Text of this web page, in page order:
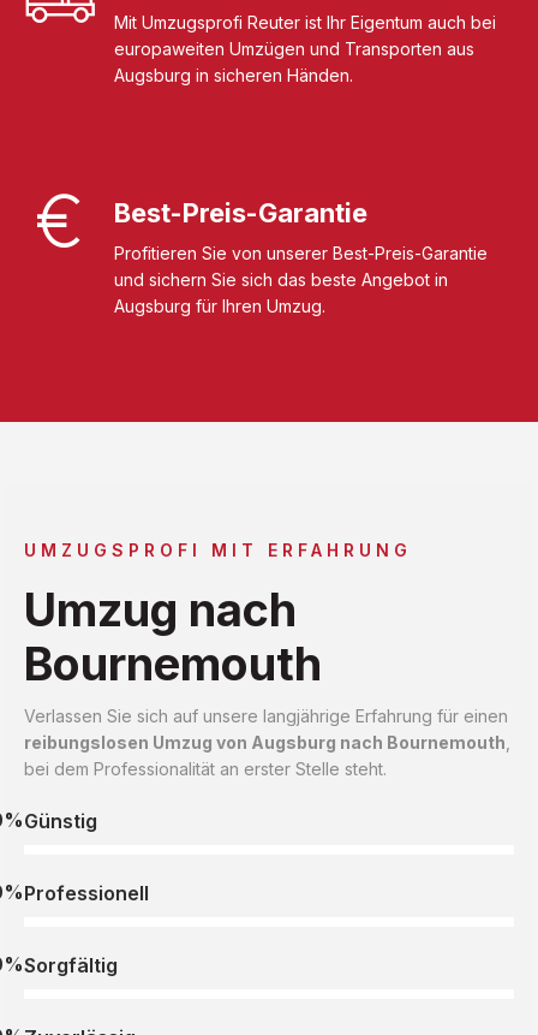
Mit Umzugsprofi Reuter ist Ihr Eigentum auch bei
europaweiten Umzügen und Transporten aus
Augsburg in sicheren Händen.
Best-Preis-Garantie
Profitieren Sie von unserer Best-Preis-Garantie
und sichern Sie sich das beste Angebot in
Augsburg für Ihren Umzug.
UMZUGSPROFI MIT ERFAHRUNG
Umzug nach
Bournemouth
Verlassen Sie sich auf unsere langjährige Erfahrung für einen
reibungslosen Umzug von Augsburg nach Bournemouth
bei dem Professionalität an erster Stelle steht.
Günstig
Professionell
Sorgfältig